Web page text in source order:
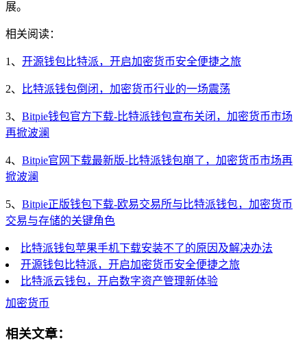
展。
相关阅读：
1、 开源钱包比特派，开启加密货币安全便捷之旅
2、 比特派钱包倒闭，加密货币行业的一场震荡
3、 Bitpie钱包官方下载-比特派钱包宣布关闭，加密货币市场
再掀波澜
4、 Bitpie官网下载最新版-比特派钱包崩了，加密货币市场再
掀波澜
5、 Bitpie正版钱包下载-欧易交易所与比特派钱包，加密货币
交易与存储的关键角色
比特派钱包苹果手机下载安装不了的原因及解决办法
开源钱包比特派，开启加密货币安全便捷之旅
比特派云钱包，开启数字资产管理新体验
加密货币
相关文章：